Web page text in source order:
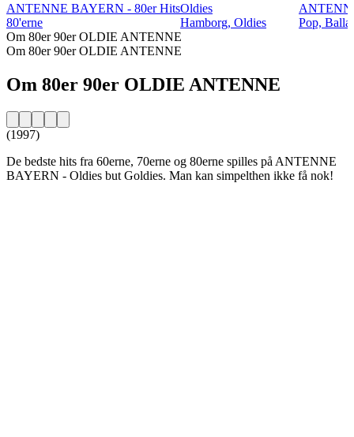
ANTENNE BAYERN - 80er Hits
80'erne
Oldies
Hamborg, Oldies
Pop,
Om 80er 90er OLDIE ANTENNE
Om 80er 90er OLDIE ANTENNE
Om 80er 90er OLDIE ANTENNE
(1997)
De bedste hits fra 60erne, 70erne og 80erne spilles på ANTENNE
BAYERN - Oldies but Goldies. Man kan simpelthen ikke få nok!